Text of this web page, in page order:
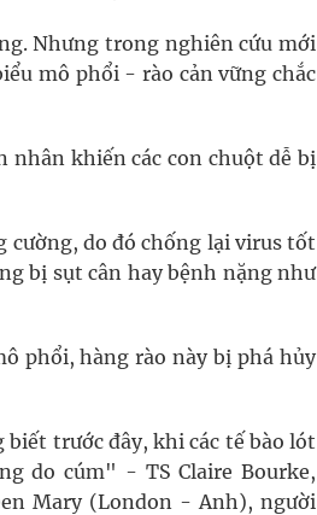
Nhưng trong nghiên cứu mới
mô phổi - rào cản vững chắc
khiến các con chuột dễ bị
cường, do đó chống lại virus tốt
bị sụt cân hay bệnh nặng như
phổi, hàng rào này bị phá hủy
trước đây, khi các tế bào lót
do cúm" - TS Claire Bourke,
Mary (London - Anh), người